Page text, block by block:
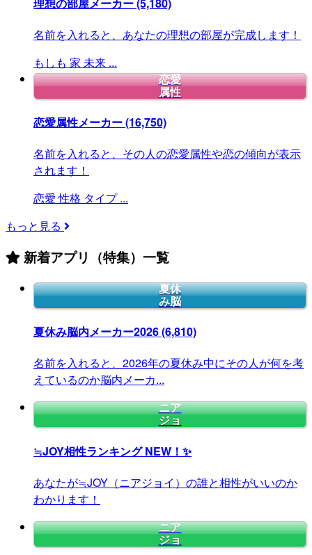
名前を入れると、あなたの理想の部屋が完成します！
もしも 家 未来 ...
恋愛
属性
恋愛属性メーカー(16,750)
名前を入れると、その人の恋愛属性や恋の傾向が表示
されます！
恋愛 性格 タイプ ...
もっと見る
新着アプリ（特集）一覧
夏休
み脳
夏休み脳内メーカー2026(6,810)
名前を入れると、2026年の夏休み中にその人が何を考
えているのか脳内メーカ...
ニア
ジョ
≒JOY相性ランキングNEW！✨
あなたが≒JOY（ニアジョイ）の誰と相性がいいのか
わかります！
ニア
ジョ